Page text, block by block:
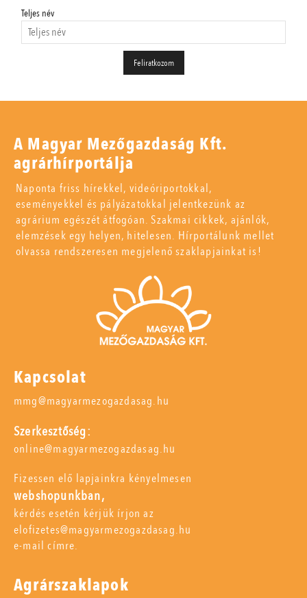
Teljes név
A Magyar Mezőgazdaság Kft.
agrárhírportálja
Naponta friss hírekkel, videóriportokkal,
eseményekkel és pályázatokkal jelentkezünk az
agrárium egészét átfogóan. Szakmai cikkek, ajánlók,
elemzések egy helyen, hitelesen. Hírportálunk mellet
olvassa rendszeresen megjelenő szaklapjainkat is!
Kapcsolat
mmg@magyarmezogazdasag.hu
Szerkesztőség:
online@magyarmezogazdasag.hu
Fizessen elő lapjainkra kényelmesen
webshopunkban,
kérdés esetén kérjük írjon az
elofizetes@magyarmezogazdasag.hu
e-mail címre.
Agrárszaklapok